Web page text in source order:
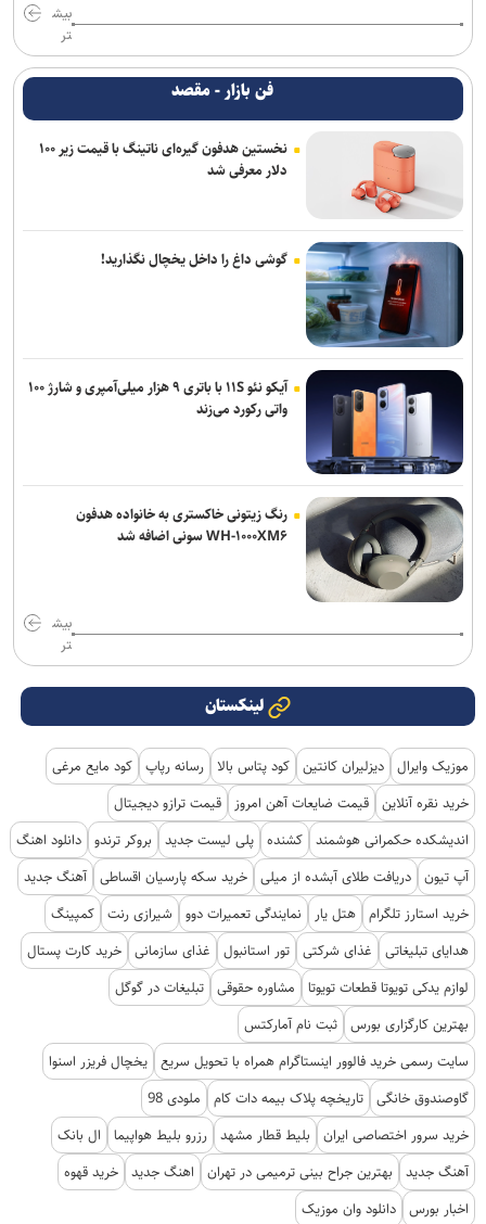
بیش
تر
فن بازار - مقصد
نخستین هدفون گیره‌ای ناتینگ با قیمت زیر ۱۰۰
دلار معرفی شد
گوشی داغ را داخل یخچال نگذارید!
آیکو نئو ۱۱S با باتری ۹ هزار میلی‌آمپری و شارژ ۱۰۰
واتی رکورد می‌زند
رنگ زیتونی خاکستری به خانواده هدفون
WH-۱۰۰۰XM۶ سونی اضافه شد
بیش
تر
لینکستان
موزیک وایرال دیزلیران کانتین کود پتاس بالا رسانه رپاپ کود مایع مرغی
خرید نقره آنلاین قیمت ضایعات آهن امروز
قیمت ترازو دیجیتال
اندیشکده حکمرانی هوشمند کشنده پلی لیست جدید بروکر ترندو دانلود اهنگ
آپ تیون دریافت طلای آبشده از میلی خرید سکه پارسیان اقساطی آهنگ جدید
خرید استارز تلگرام هتل یار نمایندگی تعمیرات دوو شیرازی رنت کمپینگ
هدایای تبلیغاتی
غذای شرکتی تور استانبول غذای سازمانی خرید کارت پستال
لوازم یدکی تویوتا قطعات تویوتا
مشاوره حقوقی تبلیغات در گوگل
بهترین کارگزاری بورس ثبت نام آمارکتس
سایت رسمی خرید فالوور اینستاگرام همراه با تحویل سریع یخچال فریزر اسنوا
گاوصندوق خانگی تاریخچه پلاک بیمه دات کام
ملودی 98
خرید سرور اختصاصی ایران
بلیط قطار مشهد رزرو بلیط هواپیما
ال بانک
آهنگ جدید
بهترین جراح بینی ترمیمی در تهران اهنگ جدید خرید قهوه
اخبار بورس دانلود وان موزیک